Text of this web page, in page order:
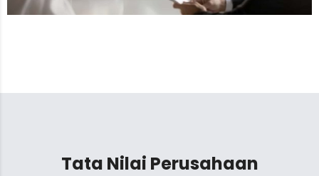
Tata Nilai Perusahaan